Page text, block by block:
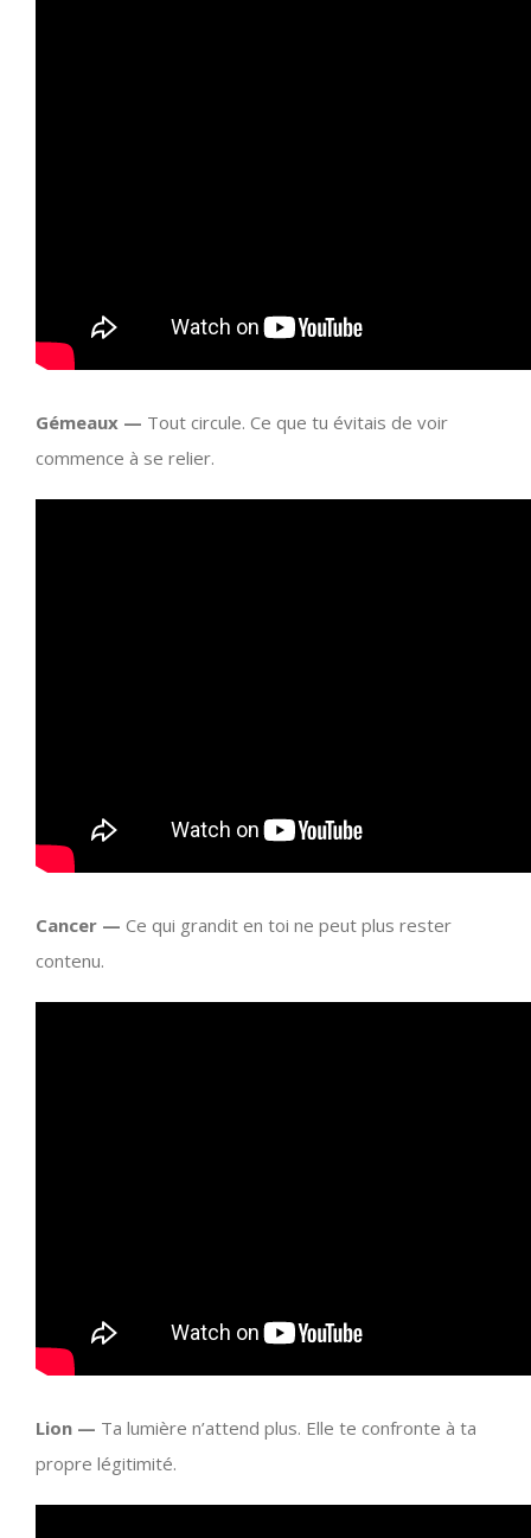
Gémeaux — Tout circule. Ce que tu évitais de voir
commence à se relier.
Cancer — Ce qui grandit en toi ne peut plus rester
contenu.
Lion — Ta lumière n’attend plus. Elle te confronte à ta
propre légitimité.